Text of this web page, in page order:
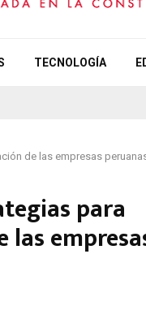
TECNOLOGÍA
de las empresas
para